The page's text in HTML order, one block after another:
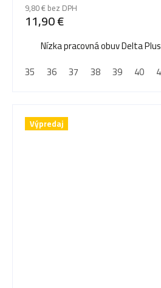
9,80 € bez DPH
11,90 €
Nízka pracovná obuv Delta Plus
35
36 37 38 39 40
Výpredaj